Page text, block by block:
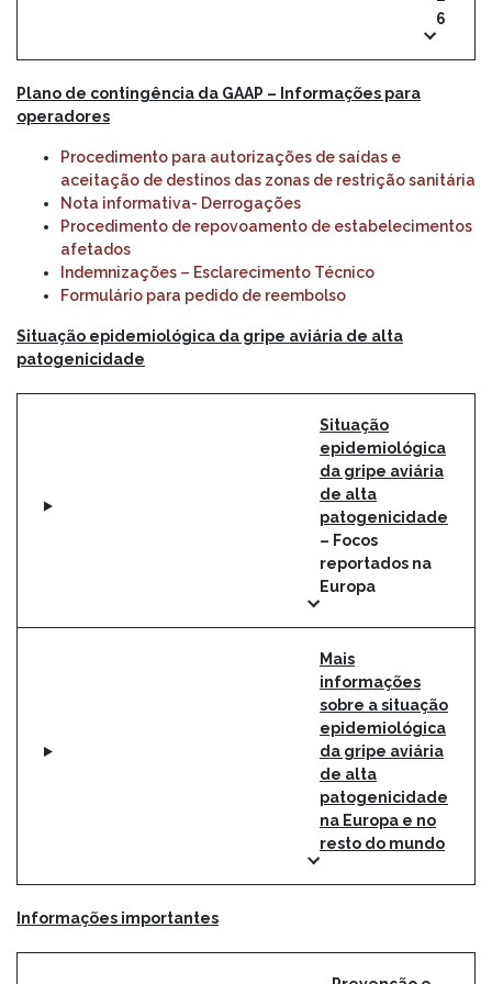
6
Plano de contingência da GAAP – Informações para
operadores
Procedimento para autorizações de saídas e
aceitação de destinos das zonas de restrição sanitária
Nota informativa- Derrogações
Procedimento de repovoamento de estabelecimentos
afetados
Indemnizações – Esclarecimento Técnico
Formulário para pedido de reembolso
Situação epidemiológica da gripe aviária de alta
patogenicidade
Situação
epidemiológica
da gripe aviária
de alta
patogenicidade
– Focos
reportados na
Europa
Mais
informações
sobre a situação
epidemiológica
da gripe aviária
de alta
patogenicidade
na Europa e no
resto do mundo
Informações importantes